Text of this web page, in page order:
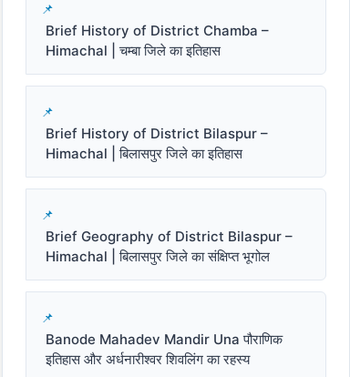
Brief History of District Chamba –
Himachal | चम्बा जिले का इतिहास
Brief History of District Bilaspur –
Himachal | बिलासपुर जिले का इतिहास
Brief Geography of District Bilaspur –
Himachal | बिलासपुर जिले का संक्षिप्त भूगोल
Banode Mahadev Mandir Una पौराणिक
इतिहास और अर्धनारीश्वर शिवलिंग का रहस्य